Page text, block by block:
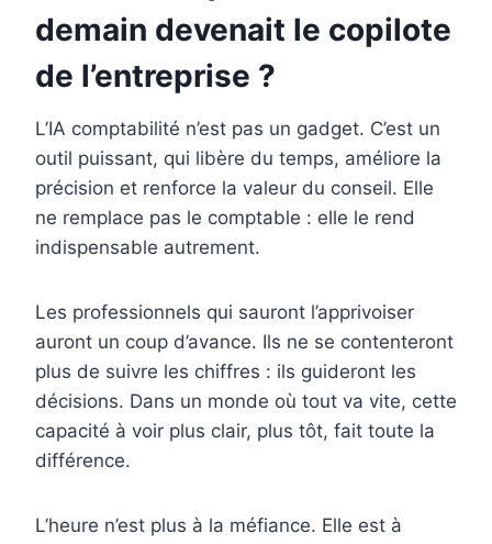
demain devenait le copilote
de l’entreprise ?
L’IA comptabilité n’est pas un gadget. C’est un
outil puissant, qui libère du temps, améliore la
précision et renforce la valeur du conseil. Elle
ne remplace pas le comptable : elle le rend
indispensable autrement.
Les professionnels qui sauront l’apprivoiser
auront un coup d’avance. Ils ne se contenteront
plus de suivre les chiffres : ils guideront les
décisions. Dans un monde où tout va vite, cette
capacité à voir plus clair, plus tôt, fait toute la
différence.
L’heure n’est plus à la méfiance. Elle est à